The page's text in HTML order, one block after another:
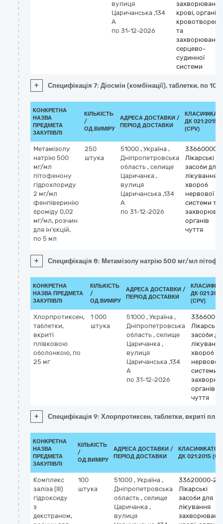
вулиця
Царичанська ,134
А
по 31-12-2026
захворювань
крові, органів
та
захворювань
серцево-
судинної
системи
+ Специфікація 7: Діосмін (комбінації), таблетки, по
КОНКРЕТНА
НАЗВА
ПРЕДМЕТА
ЗАКУПІВЛІ
КІЛЬКІСТЬ
/
ОД.ВИМІРУ
АДРЕСА ДОСТАВКИ /
ПЕРІОД ДОСТАВКИ
ДК 021:2015
(CPV)
Метамізолу
натрію 500
мг/мл
пітофенону
гідрохлориду
2 мг/мл
фенпіверинію
броміду 0,02
мг/мл, розчин
для ін'єкцій,
по 5 мл
250
штука
51000 , Україна ,
Дніпропетровська
область , селище
Царичанка ,
вулиця
Царичанська ,134
А
по 31-12-2026
33660000-
Лікарські
засоби для
лікування
хвороб
нервової
системи та
органів
чуття
+ Специфікація 8: Метамізолу натрію 500 мг/мл
КОНКРЕТНА
НАЗВА ПРЕДМЕТА
ЗАКУПІВЛІ
КІЛЬКІСТЬ
/
ОД.ВИМІРУ
АДРЕСА ДОСТАВКИ /
ПЕРІОД ДОСТАВКИ
ДК 021:2015
(CPV)
Хлорпротиксен,
таблетки,
вкриті
плівковою
оболонкою, по
25 мг
1 000
штука
51000 , Україна ,
Дніпропетровська
область , селище
Царичанка ,
вулиця
Царичанська ,134
А
по 31-12-2026
Лікарські
засоби
лікування
хвороб
нервової
системи
органів
чуття
+ Специфікація 9: Хлорпротиксен, таблетки, вкриті
КОНКРЕТНА
НАЗВА
ПРЕДМЕТА
ЗАКУПІВЛІ
КІЛЬКІСТЬ
/
ОД.ВИМІРУ
АДРЕСА ДОСТАВКИ /
ПЕРІОД ДОСТАВКИ
КЛАСИФІКАТОР
ДК 021:2015
Комплекс
заліза (ІІІ)
гідроксиду
з
декстраном,
100
штука
51000 , Україна ,
Дніпропетровська
область , селище
Царичанка ,
вулиця
33620000-2
Лікарські
засоби для
лікування
захворювань